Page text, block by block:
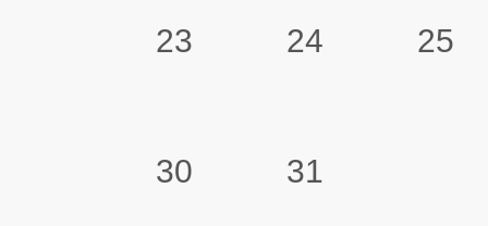
23 24 25
30 31